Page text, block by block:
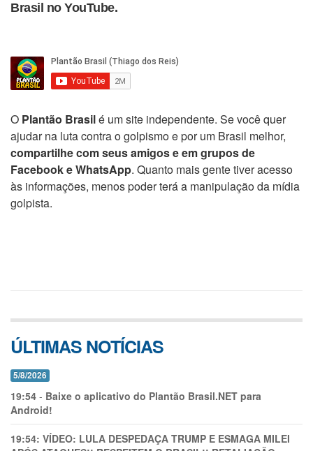
Brasil no YouTube.
O Plantão Brasilé um site independente. Se você quer
ajudar na luta contra o golpismo e por um Brasil melhor,
compartilhe com seus amigos e em grupos de
Facebook e WhatsApp. Quanto mais gente tiver acesso
às informações, menos poder terá a manipulação da mídia
golpista.
ÚLTIMAS NOTÍCIAS
5/8/2026
19:54 - Baixe o aplicativo do Plantão Brasil.NET para
Android!
19:54: VÍDEO: LULA DESPEDAÇA TRUMP E ESMAGA MILEI